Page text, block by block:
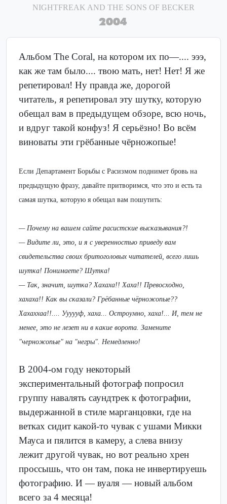
NIGHTFREAK AND THE SONS OF BECKER
2004
Альбом The Coral, на котором их по—.... эээ,
как же там было.... твою мать, нет! Нет! Я же
репетировал! Ну правда же, дорогой
читатель, я репетировал эту шутку, которую
обещал вам в предыдущем обзоре, всю ночь,
и вдруг такой конфуз! Я серьёзно! Во всём
виноваты эти грёбанные чёрножопые!
Если Департамент Борьбы с Расизмом поднимет бровь на
предыдущую фразу, давайте притворимся, что это и есть та
самая шутка, которую я обещал вам пошутить:
— Почему на вашем сайте расистские высказывания?!
— Видите ли, это, и я с уверенностью приведу вам
свидетельства своих бритоголовых читателей, всего лишь
шутка! Понимаете? Шутка!
— Так, значит, шутка? Хахаха!! Хаха!! Превосходно,
хахаха!! Как вы сказали? Грёбанные чёрножопые??
Хахаххаа!!.... Уууууф, хаха... Остроумно, хаха!... И, тем не
менее, это не лезет ни в какие ворота. Замените
"черножопые" на "негры". Немедленно!
В 2004-ом году некоторый
экспериментальный фотограф попросил
группу навалять саундтрек к фотографии,
выдержанной в стиле марганцовки, где на
ветках сидит какой-то чувак с ушами Микки
Мауса и пялится в камеру, а слева внизу
лежит другой чувак, но вот реально хрен
проссышь, что он там, пока не инвертируешь
фотографию. И — вуаля — новый альбом
всего за 4 месяца!